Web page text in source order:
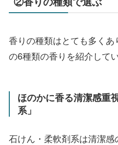
香りの種類はとても多く
の6種類の香りを紹介してい
ほのかに香る清潔感重
系」
石けん・柔軟剤系は清潔